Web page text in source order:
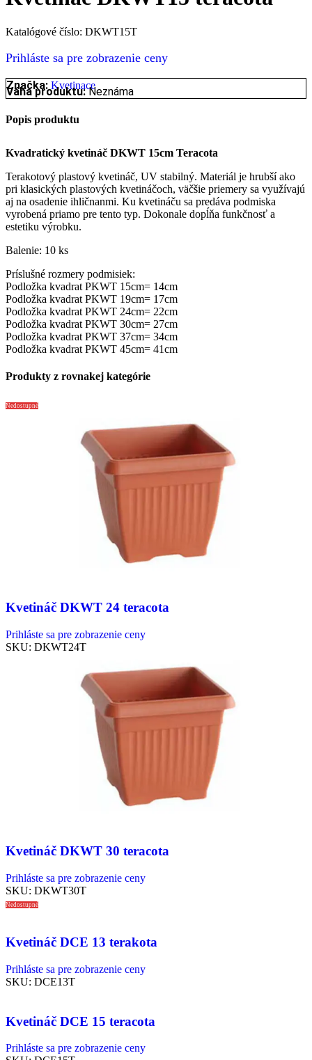
Katalógové číslo: DKWT15T
Prihláste sa pre zobrazenie ceny
Značka: Kvetinace
Váha produktu:Neznáma
Popis produktu
Kvadratický kvetináč DKWT 15cm Teracota
Terakotový plastový kvetináč, UV stabilný. Materiál je hrubší ako
pri klasických plastových kvetináčoch, väčšie priemery sa využívajú
aj na osadenie ihličnanmi. Ku kvetináču sa predáva podmiska
vyrobená priamo pre tento typ. Dokonale dopĺňa funkčnosť a
estetiku výrobku.
Balenie: 10 ks
Príslušné rozmery podmisiek:
Podložka kvadrat PKWT 15cm= 14cm
Podložka kvadrat PKWT 19cm= 17cm
Podložka kvadrat PKWT 24cm= 22cm
Podložka kvadrat PKWT 30cm= 27cm
Podložka kvadrat PKWT 37cm= 34cm
Podložka kvadrat PKWT 45cm= 41cm
Produkty z rovnakej kategórie
Nedostupné
Kvetináč DKWT 24 teracota
Prihláste sa pre zobrazenie ceny
SKU: DKWT24T
Kvetináč DKWT 30 teracota
Prihláste sa pre zobrazenie ceny
SKU: DKWT30T
Nedostupné
Kvetináč DCE 13 terakota
Prihláste sa pre zobrazenie ceny
SKU: DCE13T
Kvetináč DCE 15 teracota
Prihláste sa pre zobrazenie ceny